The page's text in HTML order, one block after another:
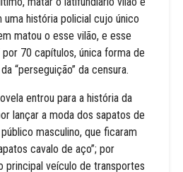
história policial cujo único
matou o esse vilão, e esse
por 70 capítulos, única forma de
“perseguição” da censura.
entrou para a história da
lançar a moda dos sapatos de
masculino, que ficaram
cavalo de aço”; por
principal veículo de transportes